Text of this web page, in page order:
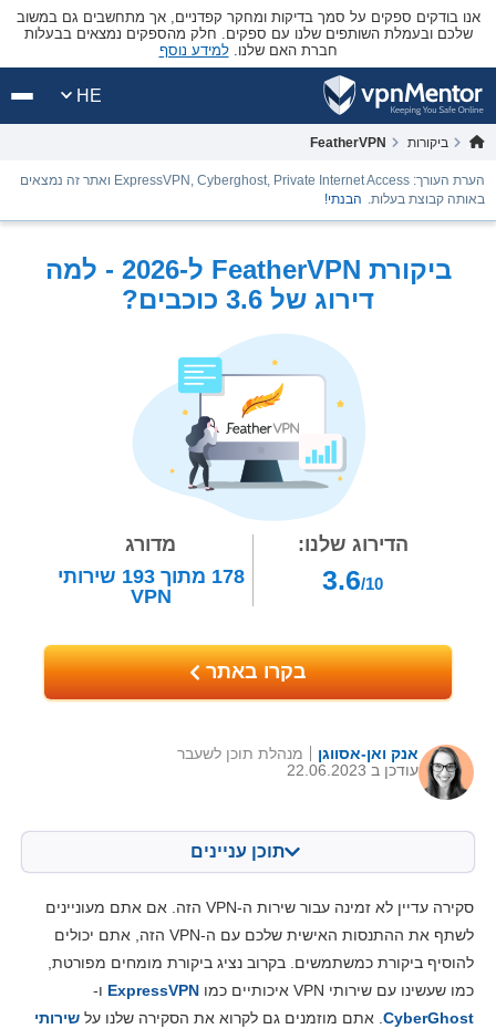
אנו בודקים ספקים על סמך בדיקות ומחקר קפדניים, אך מתחשבים גם במשוב
שלכם ובעמלת השותפים שלנו עם ספקים. חלק מהספקים נמצאים בבעלות
חברת האם שלנו.למידע נוסף
HE
ביקורות FeatherVPN
הערת העורך: ExpressVPN, Cyberghost, Private Internet Access ואתר זה נמצאים
באותה קבוצת בעלות. הבנתי!
ביקורת FeatherVPN ל-2026 - למה
דירוג של 3.6 כוכבים?
הדירוג שלנו:
3.6/10
מדורג
178 מתוך193 שירותי
VPN
בקרו באתר
אנק ואן-אסווגן
עודכן ב 22.06.2023
מנהלת תוכן לשעבר
תוכן עניינים
מאפיינים מרכזיים 4.5
התקנה ואפליקציות 5.3
סקירה עדיין לא זמינה עבור שירות ה-VPN הזה. אם אתם מעוניינים
לשתף את ההתנסות האישית שלכם עם ה-VPN הזה, אתם יכולים
להוסיף ביקורת כמשתמשים. בקרוב נציג ביקורת מומחים מפורטת,
כמו שעשינו עם שירותי VPN איכותיים כמו
ExpressVPN ו-
CyberGhost. אתם מוזמנים גם לקרוא את הסקירה שלנו על שירותי